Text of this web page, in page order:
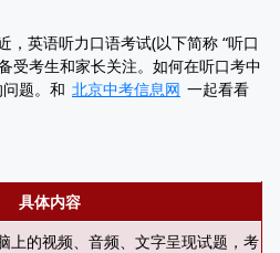
英语听力口语考试(以下简称 “听口
受考生和家长关注。如何在听口考中
题。和 北京中考信息网 一起看看
具体内容
上的视频、音频、文字呈现试题，考